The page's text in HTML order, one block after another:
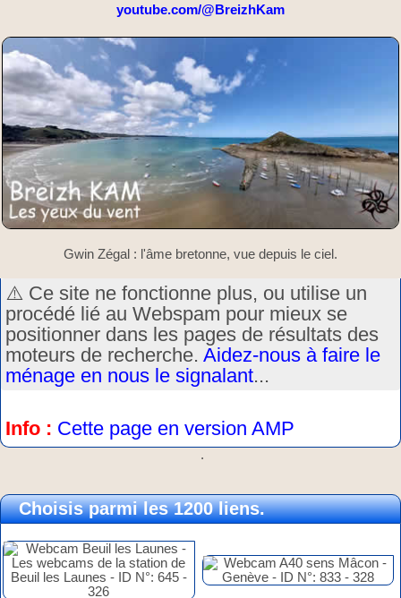
youtube.com/@BreizhKam
Gwin Zégal : l'âme bretonne, vue depuis le ciel.
⚠️ Ce site ne fonctionne plus, ou utilise un
procédé lié au Webspam pour mieux se
positionner dans les pages de résultats des
moteurs de recherche. Aidez-nous à faire le
ménage en nous le signalant...
Info : Cette page en version AMP
.
Choisis parmi les 1200 liens.